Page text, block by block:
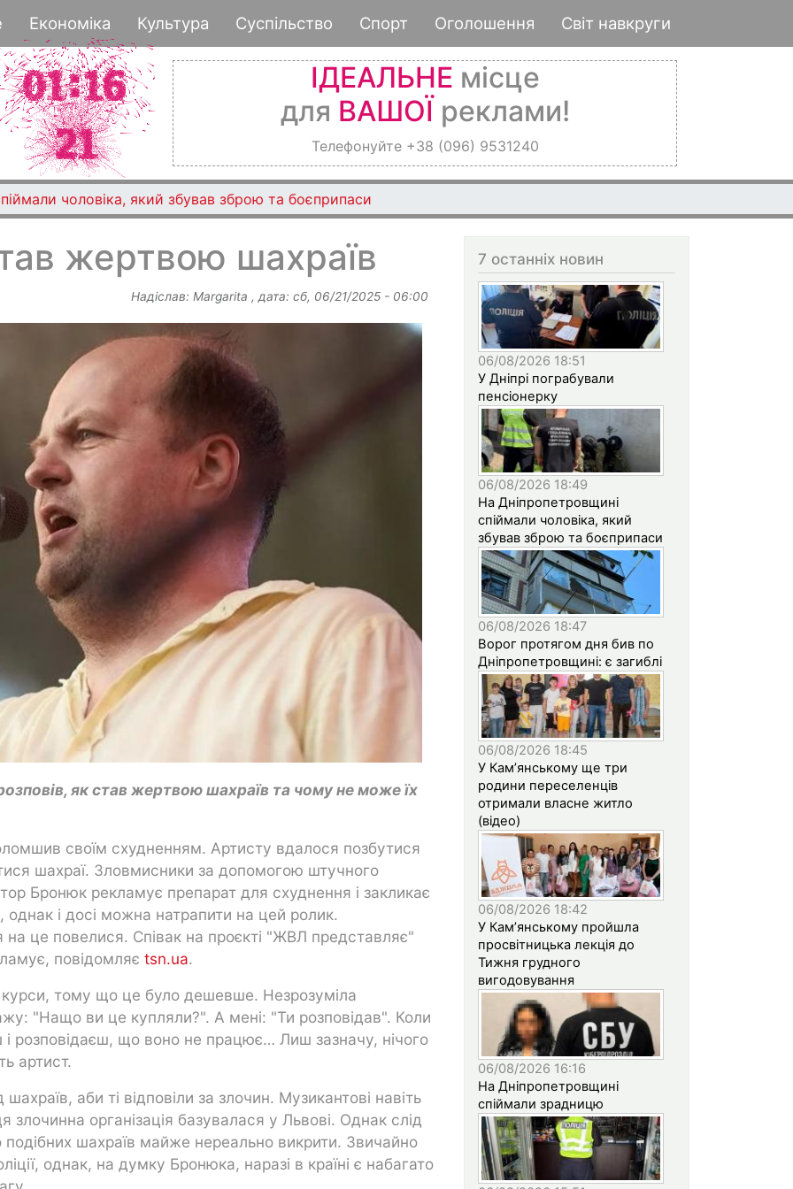
до
основного
Економіка Культура Суспільство Спорт Оголошення Світ навкруги
ІДЕАЛЬНЕ місце
для ВАШОЇ реклами!
Телефонуйте +38 (096) 9531240
чоловіка, який збував зброю та боєприпаси
жертвою шахраїв
Надіслав: Margarita , дата: сб, 06/21/2025 - 06:00
як став жертвою шахраїв та чому не може їх
своїм схудненням. Артисту вдалося позбутися
шахраї. Зловмисники за допомогою штучного
Бронюк рекламує препарат для схуднення і закликає
і досі можна натрапити на цей ролик.
на це повелися. Співак на проєкті "ЖВЛ представляє"
повідомляє tsn.ua.
тому що це було дешевше. Незрозуміла
"Нащо ви це купляли?". А мені: "Ти розповідав". Коли
розповідаєш, що воно не працює… Лиш зазначу, нічого
артист.
аби ті відповіли за злочин. Музикантові навіть
організація базувалася у Львові. Однак слід
шахраїв майже нереально викрити. Звичайно
однак, на думку Бронюка, наразі в країні є набагато
7 останніх новин
06/08/2026 18:51
У Дніпрі пограбували
пенсіонерку
06/08/2026 18:49
На Дніпропетровщині
спіймали чоловіка, який
збував зброю та боєприпаси
06/08/2026 18:47
Ворог протягом дня бив по
Дніпропетровщині: є загиблі
06/08/2026 18:45
У Кам’янському ще три
родини переселенців
отримали власне житло
(відео)
06/08/2026 18:42
У Кам’янському пройшла
просвітницька лекція до
Тижня грудного
вигодовування
06/08/2026 16:16
На Дніпропетровщині
спіймали зрадницю